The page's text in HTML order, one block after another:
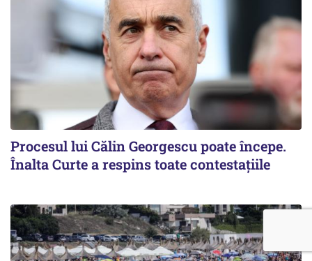
Procesul lui Călin Georgescu poate începe.
Înalta Curte a respins toate contestațiile